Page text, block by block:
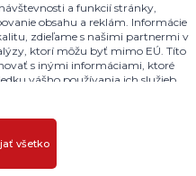
a funkcií stránky,
obsahu a reklám. Informácie
zdieľame s našimi partnermi v
ktorí môžu byť mimo EÚ. Títo
s inými informáciami, ktoré
vášho používania ich služieb.
všetko